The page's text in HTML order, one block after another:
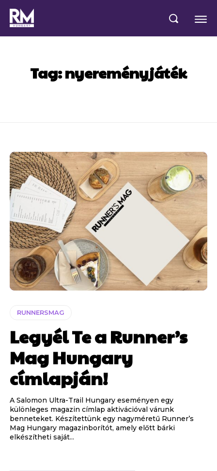
Tag:nyereményjáték
RUNNERSMAG
Legyél Te a Runner’s
Mag Hungary
címlapján!
A Salomon Ultra-Trail Hungary eseményen egy
különleges magazin címlap aktivációval várunk
benneteket. Készítettünk egy nagyméretű Runner’s
Mag Hungary magazinborítót, amely előtt bárki
elkészítheti saját...